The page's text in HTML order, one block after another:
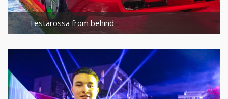
Testarossa from behind